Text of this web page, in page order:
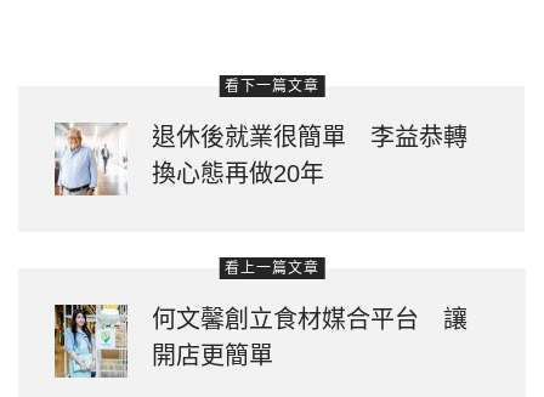
看下一篇文章
退休後就業很簡單 李益恭轉
換心態再做20年
看上一篇文章
何文馨創立食材媒合平台 讓
開店更簡單